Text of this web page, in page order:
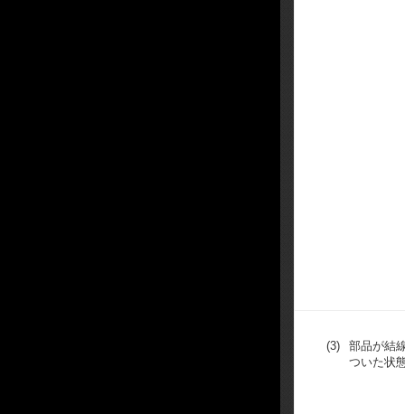
(3)
部品が結
ついた状